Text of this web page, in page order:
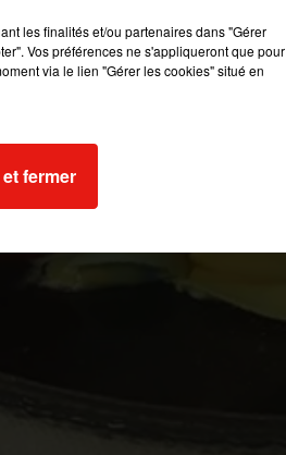
les finalités et/ou partenaires dans "Gérer
Vos préférences ne s'appliqueront que pour
via le lien "Gérer les cookies" situé en
fermer